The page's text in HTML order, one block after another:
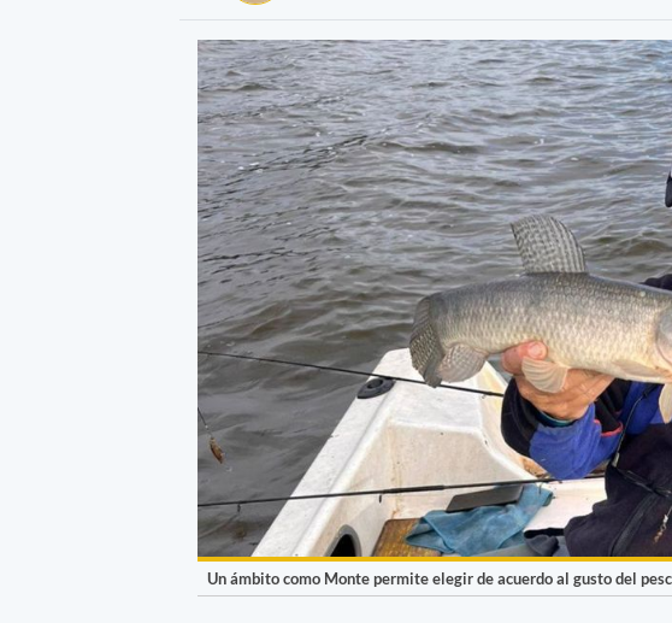
Un ámbito como Monte permite elegir de acuerdo al gusto del